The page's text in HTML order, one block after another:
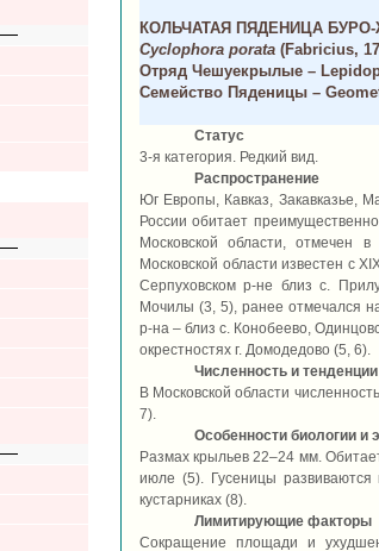
КОЛЬЧАТАЯ ПЯДЕНИЦА
Cyclophora porata (Fabricius,
Отряд Чешуекрылые –
Семейство Пяденицы –
Статус
3-я категория. Редкий вид.
Распространение
Юг Европы, Кавказ, Закавказье,
России обитает
Московской области, отмечен
Московской области известен с
Серпуховском р-не близ с.
Мочилы (3, 5), ранее отмечался
р-на – близ с. Конобеево,
окрестностях г. Домодедово (5, 6).
Численность и
В Московской области
7).
Особенности биологии и
Размах крыльев 22–24 мм.
июле (5). Гусеницы
кустарниках (8).
Лимитирующие факторы
Сокращение площади и